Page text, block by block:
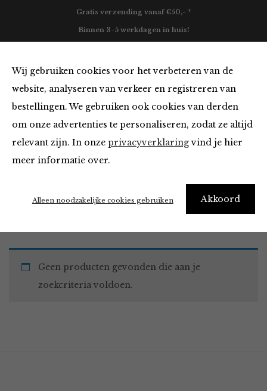
Wij gebruiken cookies voor het verbeteren van de
website, analyseren van verkeer en registreren van
bestellingen. We gebruiken ook cookies van derden
om onze advertenties te personaliseren, zodat ze altijd
relevant zijn. In onze privacyverklaringvind je hier
meer informatie over.
Akkoord
Alleen noodzakelijke cookies gebruiken
Gratis verzending vanaf €50,- *
Binnen 3-5 werkdagen in huis!
Tops en Blouses
Home Winkel Kleding Tops en Blouses
Geen producten gevonden die aan je
zoekcriteria voldoen.